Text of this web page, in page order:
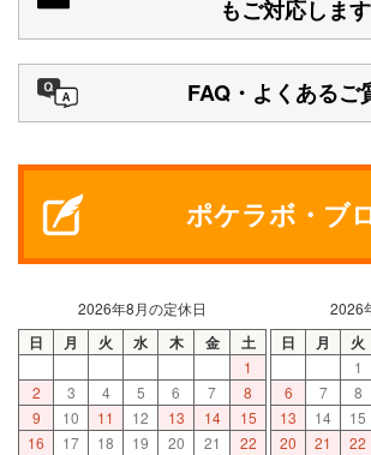
もご対応します
FAQ・よくあるご
ポケラボ・ブ
2026年8月の定休日
日 月 火 水 木 金 土
1
2
3 4 5 6 7
8
9
10 11 12 13 14
15
16
17 18 19 20 21
22
2026
日 月 火
1
6
7 8
13
14 15
20
21 22